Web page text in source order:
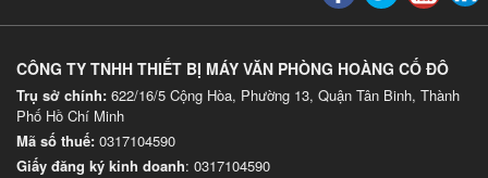
CÔNG TY TNHH THIẾT BỊ MÁY VĂN PHÒNG HOÀNG CỐ ĐÔ
Trụ sở chính: 622/16/5 Cộng Hòa, Phường 13, Quận Tân Binh, Thành
Phố Hồ Chí Minh
Mã số thuế: 0317104590
Giấy đăng ký kinh doanh: 0317104590